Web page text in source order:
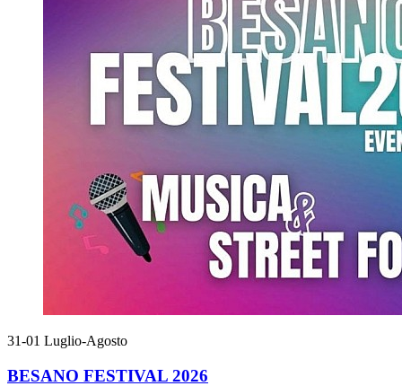
31-01 Luglio-Agosto
BESANO FESTIVAL 2026